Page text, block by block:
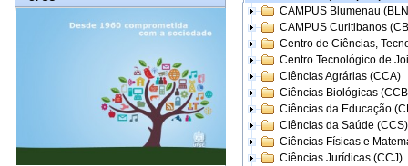
CAMPUS Blumenau
CAMPUS Curitibanos
Centro de Ciências,
Centro Tecnológico de
Ciências Agrárias (CCA)
Ciências Biológicas
Ciências da Educação
Ciências da Saúde (CCS)
Ciências Físicas e
Ciências Jurídicas (CCJ)